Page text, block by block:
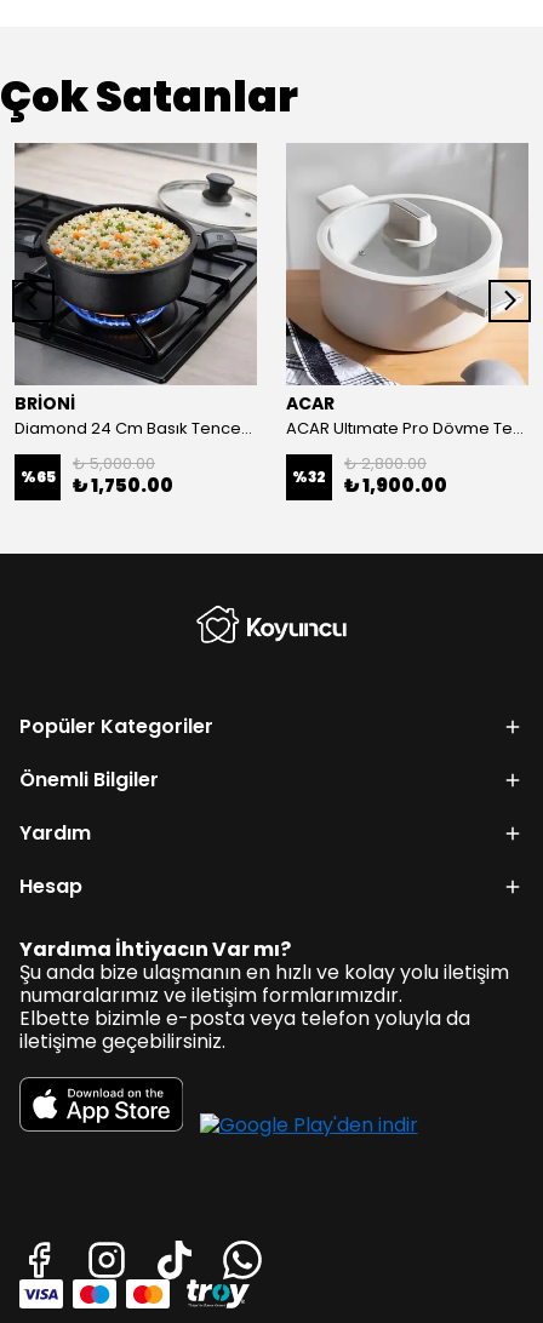
Çok Satanlar
BRİONİ
Diamond 24 Cm Basık Tencere
%65
₺ 5,000.00
₺ 1,750.00
ACAR
ACAR Ultımate Pro Dövme Tencere 24X10,1 Cm
%32
₺ 2,800.00
₺ 1,900.00
Popüler Kategoriler
Önemli Bilgiler
Yardım
Hesap
Yardıma İhtiyacın Var mı?
Şu anda bize ulaşmanın en hızlı ve kolay yolu iletişim
numaralarımız ve iletişim formlarımızdır.
Elbette bizimle e-posta veya telefon yoluyla da
iletişime geçebilirsiniz.